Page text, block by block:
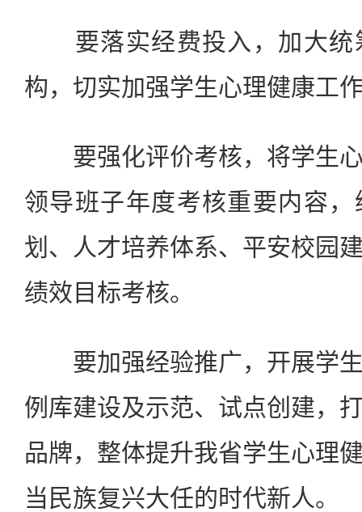
要落实经费投入，加大统
构，切实加强学生心理健康工
要强化评价考核，将学生心
领导班子年度考核重要内容
划、人才培养体系、平安校园
绩效目标考核。
要加强经验推广，开展学生
例库建设及示范、试点创建，
品牌，整体提升我省学生心理
当民族复兴大任的时代新人。